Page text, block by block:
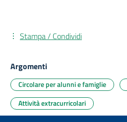
Stampa / Condividi
Argomenti
Circolare per alunni e famiglie
Attività extracurricolari